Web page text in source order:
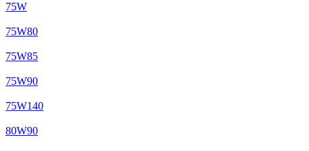
75W
75W80
75W85
75W90
75W140
80W90